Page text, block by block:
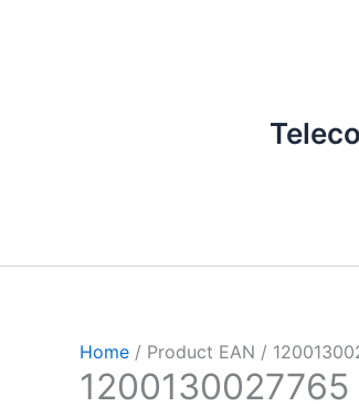
Home / Product EAN /
1200130027765